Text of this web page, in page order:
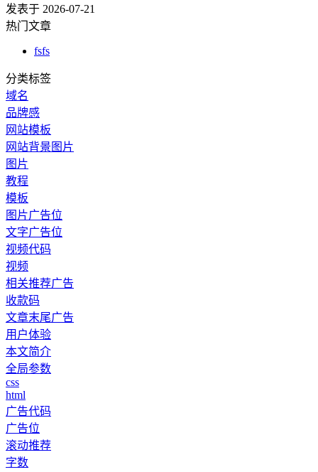
发表于 2026-07-21
热门文章
fsfs
分类标签
域名
品牌感
网站模板
网站背景图片
图片
教程
模板
图片广告位
文字广告位
视频代码
视频
相关推荐广告
收款码
文章末尾广告
用户体验
本文简介
全局参数
css
html
广告代码
广告位
滚动推荐
字数